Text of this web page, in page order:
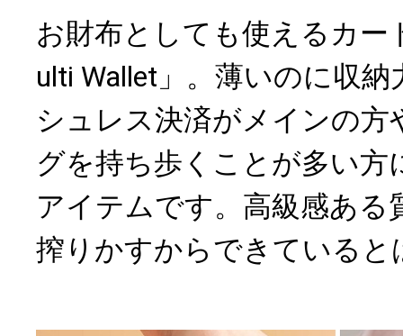
お財布としても使えるカー
ulti Wallet」。薄いのに収
シュレス決済がメインの方
グを持ち歩くことが多い方
アイテムです。高級感ある
搾りかすからできていると